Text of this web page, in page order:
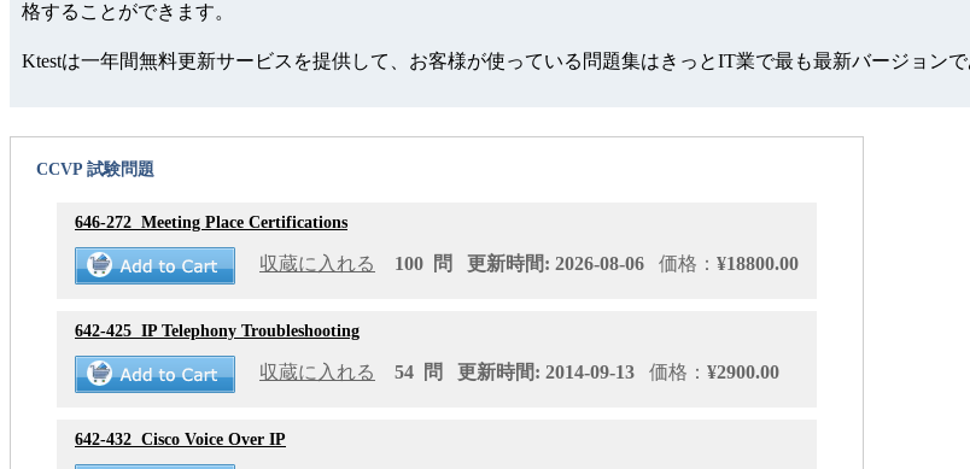
格することができます。
Ktestは一年間無料更新サービスを提供して、お客様が使っている問題集はきっとIT業で最も最新バージョンで
CCVP 試験問題
646-272 Meeting Place Certifications
収蔵に入れる 100 問 更新時間: 2026-08-06 価格： ¥18800.00
642-425 IP Telephony Troubleshooting
収蔵に入れる 54 問 更新時間: 2014-09-13 価格： ¥2900.00
642-432 Cisco Voice Over IP